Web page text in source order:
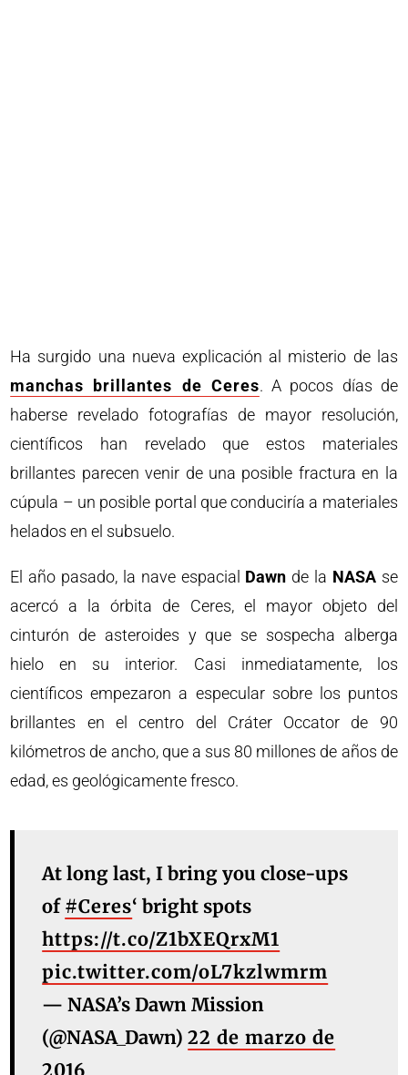
Ha surgido una nueva explicación al misterio de las
manchas brillantes de Ceres. A pocos días de
haberse revelado fotografías de mayor resolución,
científicos han revelado que estos materiales
brillantes parecen venir de una posible fractura en la
cúpula – un posible portal que conduciría a materiales
helados en el subsuelo.
El año pasado, la nave espacial Dawn de la NASAse
acercó a la órbita de Ceres, el mayor objeto del
cinturón de asteroides y que se sospecha alberga
hielo en su interior. Casi inmediatamente, los
científicos empezaron a especular sobre los puntos
brillantes en el centro del Cráter Occator de 90
kilómetros de ancho, que a sus 80 millones de años de
edad, es geológicamente fresco.
At long last, I bring you close-ups
of #Ceres‘ bright spots
https://t.co/Z1bXEQrxM1
pic.twitter.com/oL7kzlwmrm
— NASA’s Dawn Mission
(@NASA_Dawn)22 de marzo de
2016